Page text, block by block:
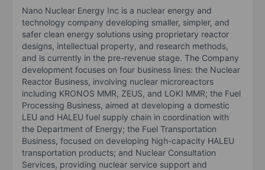
Nano Nuclear Energy Inc is a nuclear energy and
technology company developing smaller, simpler, and
safer clean energy solutions using proprietary reactor
designs, intellectual property, and research methods,
and is currently in the pre-revenue stage. The Company
development focuses on four business lines: the Nuclear
Reactor Business, involving nuclear microreactors
including KRONOS MMR, ZEUS, and LOKI MMR; the Fuel
Processing Business, aimed at developing a domestic
LEU and HALEU fuel supply chain in coordination with
the Department of Energy; the Fuel Transportation
Business, focused on developing high-capacity HALEU
transportation products; and Nuclear Consultation
Services, providing nuclear service support and